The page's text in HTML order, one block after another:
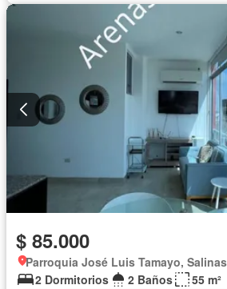
Armario empotrado
Completamente
$ 85.000
Parroquia José Luis Tamayo, Salinas
2 Dormitorios
2 Baños
55 m²